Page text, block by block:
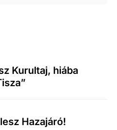
Kurultaj, hiába
Hazajáró!